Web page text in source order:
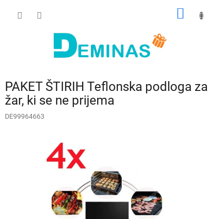
PAKET ŠTIRIH Teflonska podloga za
žar, ki se ne prijema
DE99964663